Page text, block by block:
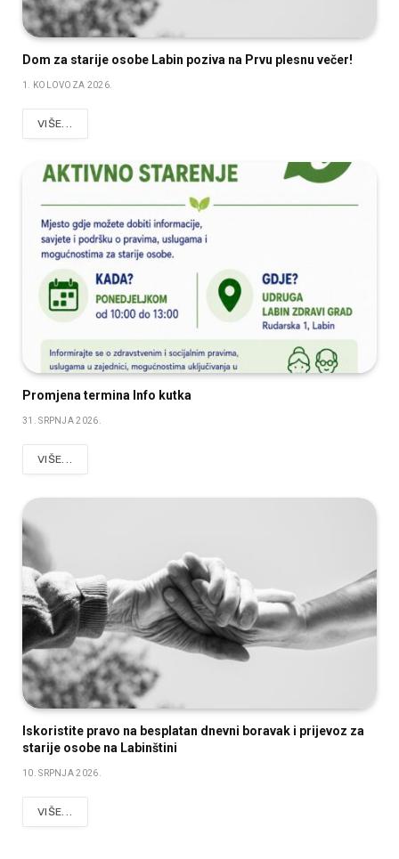
Dom za starije osobe Labin poziva na Prvu plesnu večer!
1. KOLOVOZA 2026.
VIŠE...
Promjena termina Info kutka
31. SRPNJA 2026.
VIŠE...
Iskoristite pravo na besplatan dnevni boravak i prijevoz za
starije osobe na Labinštini
10. SRPNJA 2026.
VIŠE...